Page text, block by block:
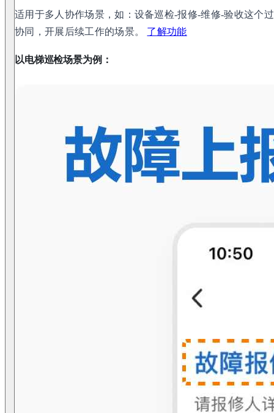
适用于多人协作场景，如：设备巡检-报修-维修-验收这个
协同，开展后续工作的场景。 了解功能
以电梯巡检场景为例：